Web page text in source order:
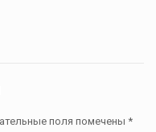
поля помечены *